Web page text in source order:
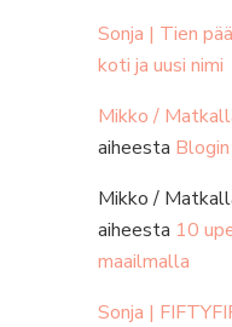
Sonja | Tien
koti ja uusi nimi
Mikko /
aiheesta
Mikko /
aiheesta 10
maailmalla
Sonja |